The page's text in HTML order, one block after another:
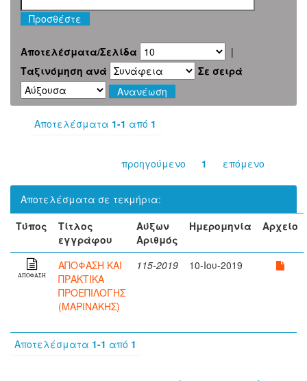
Αποτελέσματα/Σελίδα
|
Ταξινόμηση ανά
Σε σειρά
Αποτελέσματα 1-1 από 1
προηγούμενο 1 επόμενο
Αποτελέσματα σε τεκμήρια:
Τύπος
Τίτλος
εγγράφου
Αύξων
Αριθμός
Ημερομηνία Αρχείο
ΑΠΟΦΑΣΗ
ΑΠΟΦΑΣΗ ΚΑΙ
ΠΡΑΚΤΙΚΑ
ΠΡΟΕΠΙΛΟΓΗΣ
(ΜΑΡΙΝΑΚΗΣ)
115-2019 10-Ιου-2019
Αποτελέσματα 1-1 από 1